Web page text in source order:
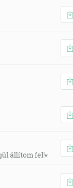
állítom fel!«